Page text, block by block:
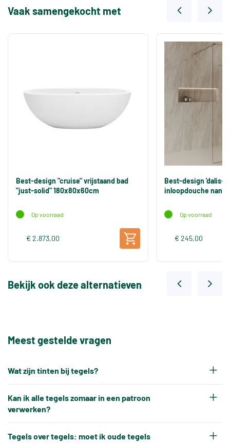
Vaak samengekocht met
Best-design "cruise" vrijstaand bad
"just-solid" 180x80x60cm
Op voorraad
€ 2.873,00
Best-design 'dalis-
inloopdouche nano
Op voorraad
€ 245,00
Bekijk ook deze alternatieven
Meest gestelde vragen
Wat zijn tinten bij tegels?
een eigen tintnummer. Omdat keramische tegels
een natuurproduct zijn en onder hoge
temperaturen worden gebakken, ontstaat er altijd
Kan ik alle tegels zomaar in een patroon
verwerken?
Tegels over tegels: moet ik oude tegels